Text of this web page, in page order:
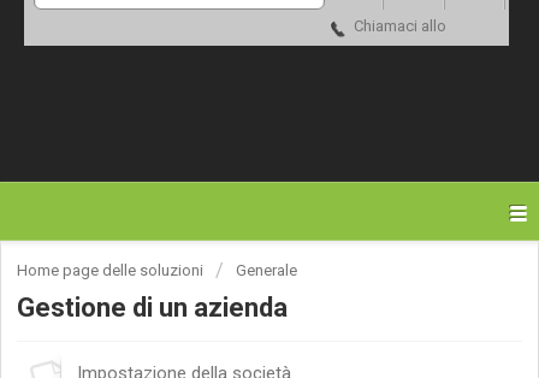
Chiamaci allo
Home page delle soluzioni Generale
Gestione di un azienda
Impostazione della società